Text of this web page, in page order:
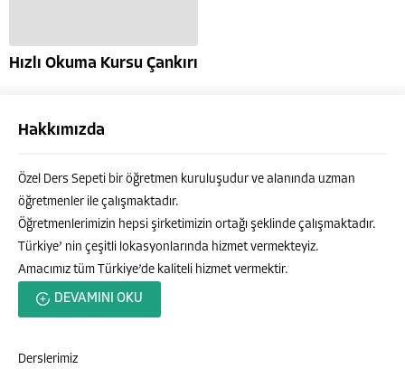
Hızlı Okuma Kursu Çankırı
Hakkımızda
Özel Ders Sepeti bir öğretmen kuruluşudur ve alanında uzman
öğretmenler ile çalışmaktadır.
Öğretmenlerimizin hepsi şirketimizin ortağı şeklinde çalışmaktadır.
Türkiye’ nin çeşitli lokasyonlarında hizmet vermekteyiz.
Amacımız tüm Türkiye’de kaliteli hizmet vermektir.
DEVAMINI OKU
Derslerimiz
Özel Ders Sepeti